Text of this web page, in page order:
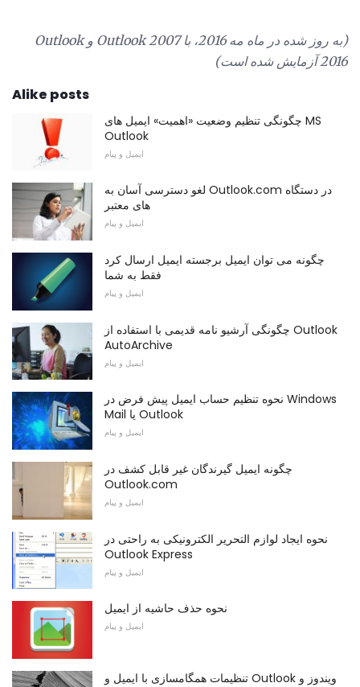
(به روز شده در ماه مه 2016، با Outlook 2007 و Outlook
2016 آزمایش شده است)
Alike posts
چگونگی تنظیم وضعیت «اهمیت» ایمیل های MS
Outlook
ایمیل و پیام
لغو دسترسی آسان به Outlook.com در دستگاه
های معتبر
ایمیل و پیام
چگونه می توان ایمیل برجسته ایمیل ارسال کرد
فقط به شما
ایمیل و پیام
چگونگی آرشیو نامه قدیمی با استفاده از Outlook
AutoArchive
ایمیل و پیام
نحوه تنظیم حساب ایمیل پیش فرض در Windows
Mail یا Outlook
ایمیل و پیام
چگونه ایمیل گیرندگان غیر قابل کشف در
Outlook.com
ایمیل و پیام
نحوه ایجاد لوازم التحریر الکترونیکی به راحتی در
Outlook Express
ایمیل و پیام
نحوه حذف حاشیه از ایمیل
ایمیل و پیام
تنظیمات همگامسازی با ایمیل و Outlook ویندوز و